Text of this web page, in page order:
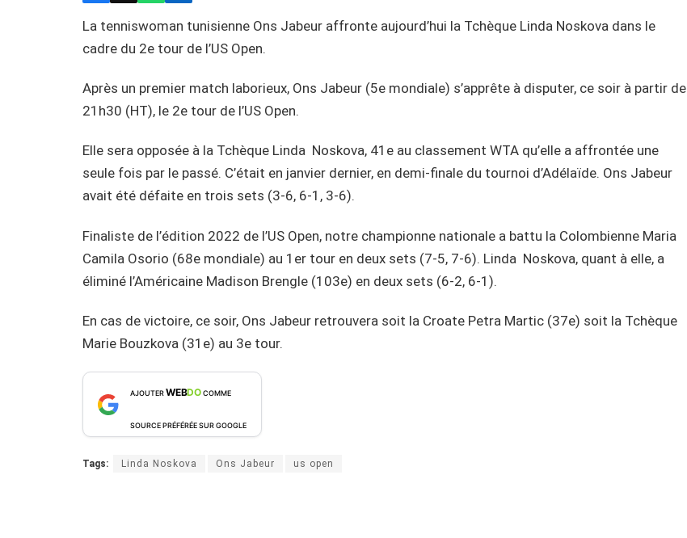
La tenniswoman tunisienne Ons Jabeur affronte aujourd’hui la Tchèque Linda Noskova dans le
cadre du 2e tour de l’US Open.
Après un premier match laborieux, Ons Jabeur (5e mondiale) s’apprête à disputer, ce soir à partir de
21h30 (HT), le 2e tour de l’US Open.
Elle sera opposée à la Tchèque Linda Noskova, 41e au classement WTA qu’elle a affrontée une
seule fois par le passé. C’était en janvier dernier, en demi-finale du tournoi d’Adélaïde. Ons Jabeur
avait été défaite en trois sets (3-6, 6-1, 3-6).
Finaliste de l’édition 2022 de l’US Open, notre championne nationale a battu la Colombienne Maria
Camila Osorio (68e mondiale) au 1er tour en deux sets (7-5, 7-6). Linda Noskova, quant à elle, a
éliminé l’Américaine Madison Brengle (103e) en deux sets (6-2, 6-1).
En cas de victoire, ce soir, Ons Jabeur retrouvera soit la Croate Petra Martic (37e) soit la Tchèque
Marie Bouzkova (31e) au 3e tour.
AJOUTERWEBDOCOMME
SOURCE PRÉFÉRÉE SUR GOOGLE
Tags: Linda Noskova Ons Jabeur us open